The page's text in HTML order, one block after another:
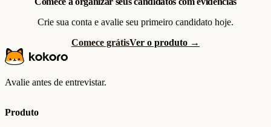
Crie sua conta e avalie seu primeiro candidato hoje.
Comece grátisVer o produto →
Avalie antes de entrevistar.
Produto